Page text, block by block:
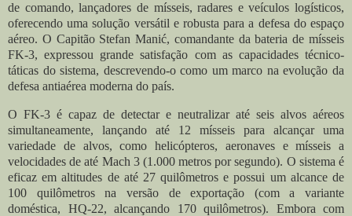
de comando, lançadores de mísseis, radares e veículos logísticos,
oferecendo uma solução versátil e robusta para a defesa do espaço
aéreo. O Capitão Stefan Manić, comandante da bateria de mísseis
FK-3, expressou grande satisfação com as capacidades técnico-
táticas do sistema, descrevendo-o como um marco na evolução da
defesa antiaérea moderna do país.
O FK-3 é capaz de detectar e neutralizar até seis alvos aéreos
simultaneamente, lançando até 12 mísseis para alcançar uma
variedade de alvos, como helicópteros, aeronaves e mísseis a
velocidades de até Mach 3 (1.000 metros por segundo). O sistema é
eficaz em altitudes de até 27 quilômetros e possui um alcance de
100 quilômetros na versão de exportação (com a variante
doméstica, HQ-22, alcançando 170 quilômetros). Embora com